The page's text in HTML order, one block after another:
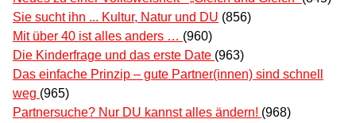
Sie sucht ihn ... Kultur, Natur und DU (856)
Mit über 40 ist alles anders … (960)
Die Kinderfrage und das erste Date (963)
Das einfache Prinzip – gute Partner(innen) sind schnell
weg (965)
Partnersuche? Nur DU kannst alles ändern! (968)